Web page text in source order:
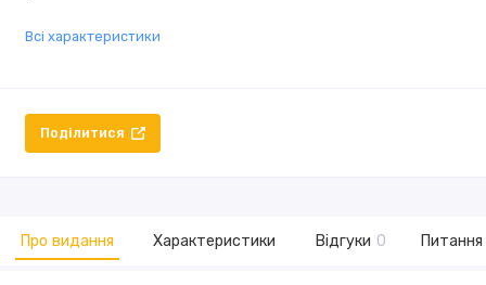
Всі характеристики
Поділитися
Про видання Характеристики Відгуки 0 Питання